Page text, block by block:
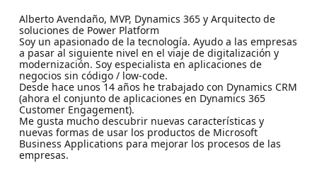
Alberto Avendaño, MVP, Dynamics 365 y Arquitecto de
soluciones de Power Platform
Soy un apasionado de la tecnología. Ayudo a las empresas
a pasar al siguiente nivel en el viaje de digitalización y
modernización. Soy especialista en aplicaciones de
negocios sin código / low-code.
Desde hace unos 14 años he trabajado con Dynamics CRM
(ahora el conjunto de aplicaciones en Dynamics 365
Customer Engagement).
Me gusta mucho descubrir nuevas características y
nuevas formas de usar los productos de Microsoft
Business Applications para mejorar los procesos de las
empresas.